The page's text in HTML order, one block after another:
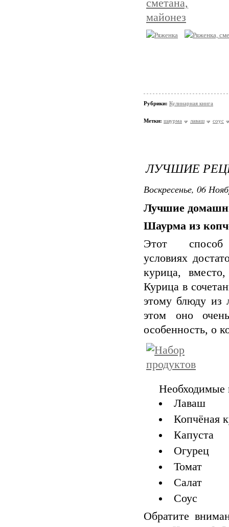
Рубрики: Кулинарная книга
Метки: шаурма лаваш соус
ЛУЧШИЕ
Воскресенье, 06
Лучшие
Шаурма из
Этот
условиях
курица,
Курица в
этому блюду из
этом оно
особенность, о
Необходимые
Лаваш
Копчёная
Капуста
Огурец
Томат
Салат
Соус
Обратите